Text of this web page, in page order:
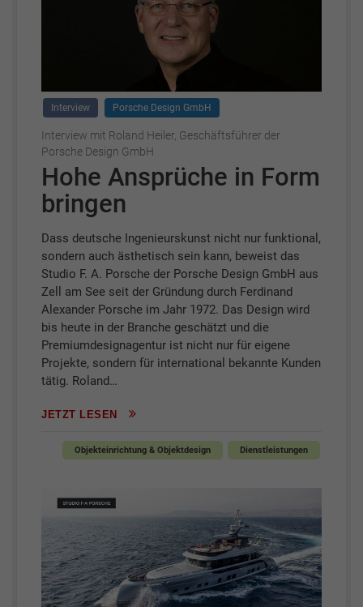
Interview Porsche Design GmbH
Interview mit Roland Heiler, Geschäftsführer der
Porsche Design GmbH
Hohe Ansprüche in Form
bringen
Dass deutsche Ingenieurskunst nicht nur funktional,
sondern auch ästhetisch sein kann, beweist das
Studio F. A. Porsche der Porsche Design GmbH aus
Zell am See seit der Gründung durch Ferdinand
Alexander Porsche im Jahr 1972. Das Design wird
bis heute in der Branche geschätzt und die
Premiumdesignagentur ist nicht nur für eigene
Projekte, sondern für international bekannte Kunden
tätig. Roland…
JETZT LESEN
Objekteinrichtung & Objektdesign Dienstleistungen